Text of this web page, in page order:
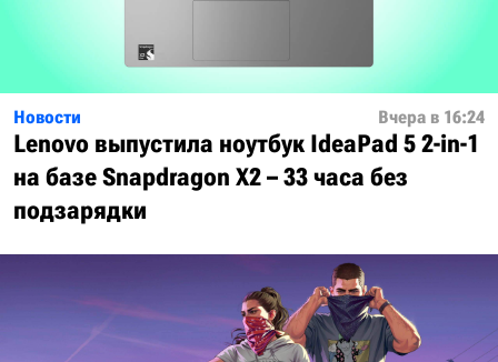
Новости Вчера в 16:24
Lenovo выпустила ноутбук IdeaPad 5 2-in-1
на базе Snapdragon X2 – 33 часа без
подзарядки